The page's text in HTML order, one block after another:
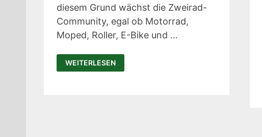
diesem Grund wächst die Zweirad-
Community, egal ob Motorrad,
Moped, Roller, E-Bike und …
BEELINE
MOTO
2:
WEITERLESEN